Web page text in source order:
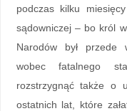
podczas kilku
sądowniczej – bo król
Narodów był przede
wobec fatalnego
rozstrzygnąć także o
ostatnich lat, które